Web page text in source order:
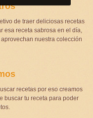
de traer deliciosas recetas
esa receta sabrosa en el día,
nuestra colección
recetas por eso creamos
buscar tu receta para poder